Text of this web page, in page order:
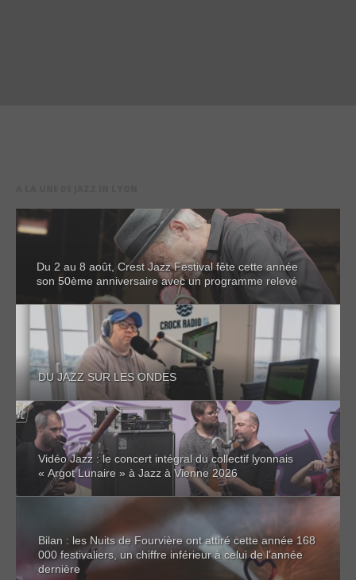
Du 2 au 8 août, Crest Jazz Festival fête cette année
son 50ème anniversaire avec un programme relevé
DU JAZZ SUR LES ONDES
Vidéo Jazz : le concert intégral du collectif lyonnais
« Argot Lunaire » à Jazz à Vienne 2026
Bilan : les Nuits de Fourvière ont attiré cette année 168
000 festivaliers, un chiffre inférieur à celui de l’année
dernière